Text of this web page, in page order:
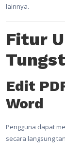
lainnya.
Fitur
Edit
Word
Pengguna dapat
secara langsung